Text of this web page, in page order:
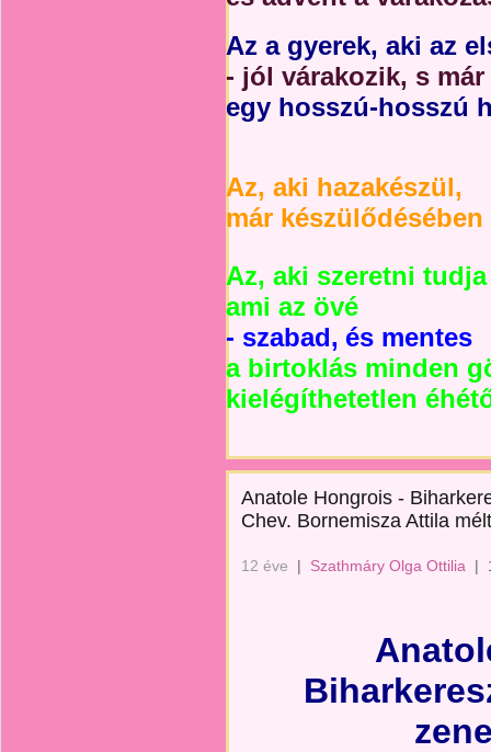
Az a gyerek, aki az
- jól várakozik, s
egy hosszú-hosszú
Az, aki hazakészül,
már
Az, aki szeretni
ami az övé
- szabad, és mentes
a birtoklás minden
kielégíthetetlen
Anatole Hongrois -
Chev. Bornemisza Attila
12 éve | Szathmáry Olga Ottilia |